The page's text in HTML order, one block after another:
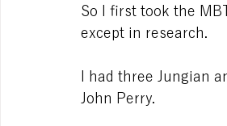
So I first took the
except in research.
I had three Jungian
John Perry.